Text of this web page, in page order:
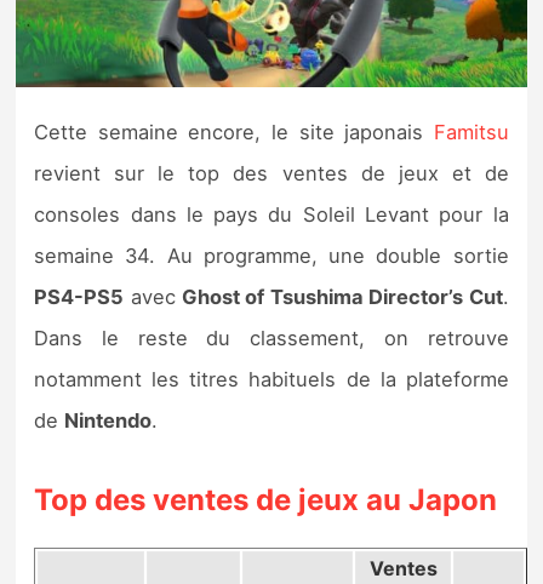
Tests et previews
Tests d’accessoires
Autres tests
Previews
Précommandes
Précommandes jeux Switch 2
Sorties de jeux
Bons plans
Cette semaine encore, le site japonais Famitsu
revient sur le top des ventes de jeux et de
consoles dans le pays du Soleil Levant pour la
semaine 34. Au programme, une double sortie
PS4-PS5 avec Ghost of Tsushima Director’s Cut.
Dans le reste du classement, on retrouve
notamment les titres habituels de la plateforme
de Nintendo.
Top des ventes de jeux au Japon
Ventes